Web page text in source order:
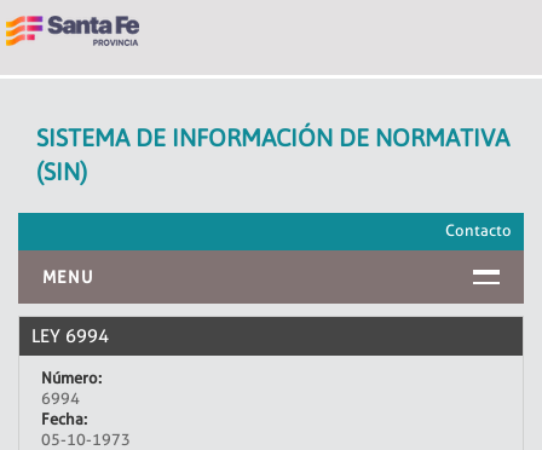
SISTEMA DE INFORMACIÓN DE NORMATIVA
(SIN)
Contacto
MENU
INICIO
LEY 6994
Número:
6994
Fecha:
05-10-1973